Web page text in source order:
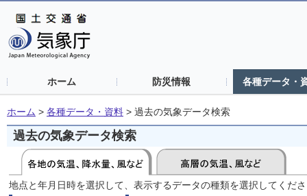
ホーム 防災情報 各種データ・
ホーム > 各種データ・資料 > 過去の気象データ検索
過去の気象データ検索
地点と年月日時を選択して、表示するデータの種類を選択してくだ